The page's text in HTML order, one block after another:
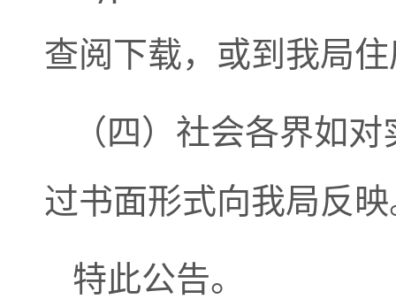
查阅下载，或到我局
（四）社会各界如
过书面形式向我局反
特此公告。